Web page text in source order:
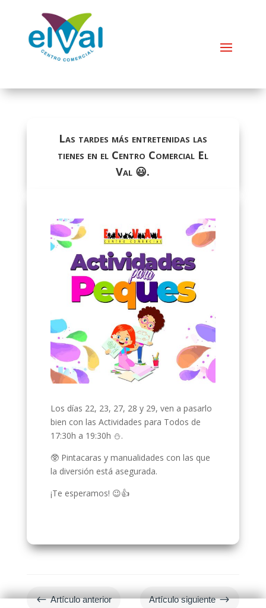
Las tardes más entretenidas las
tienes en el Centro Comercial El
Val 😃.
Los días 22, 23, 27, 28 y 29, ven a pasarlo
bien con las Actividades para Todos de
17:30h a 19:30h ⛄️.
🥸 Pintacaras y manualidades con las que
la diversión está asegurada.
¡Te esperamos! 😉👍
# Artículo anterior Artículo siguiente $